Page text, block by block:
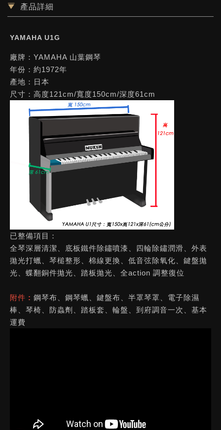
產品詳細
YAMAHA U1G
廠牌： YAMAHA 山葉鋼琴
年份： 約1972年
產地 ：日本
尺寸 ：高度121cm/寬度150cm/深度61cm
已整備項目：
全琴深層清潔、底板鐵件除鏽噴漆、四輪除鏽潤滑、外表
拋光打蠟、琴槌整形、棉線更換、低音弦除氧化、鍵盤拋
光、蝶翻銅件拋光、踏板拋光、全action 調整復位
附件 : 鋼琴布、鋼琴蠟、鍵盤布、半罩琴罩、電子除濕
棒、琴椅、防蟲劑、踏板套、輪盤、到府調音一次、基本
運費